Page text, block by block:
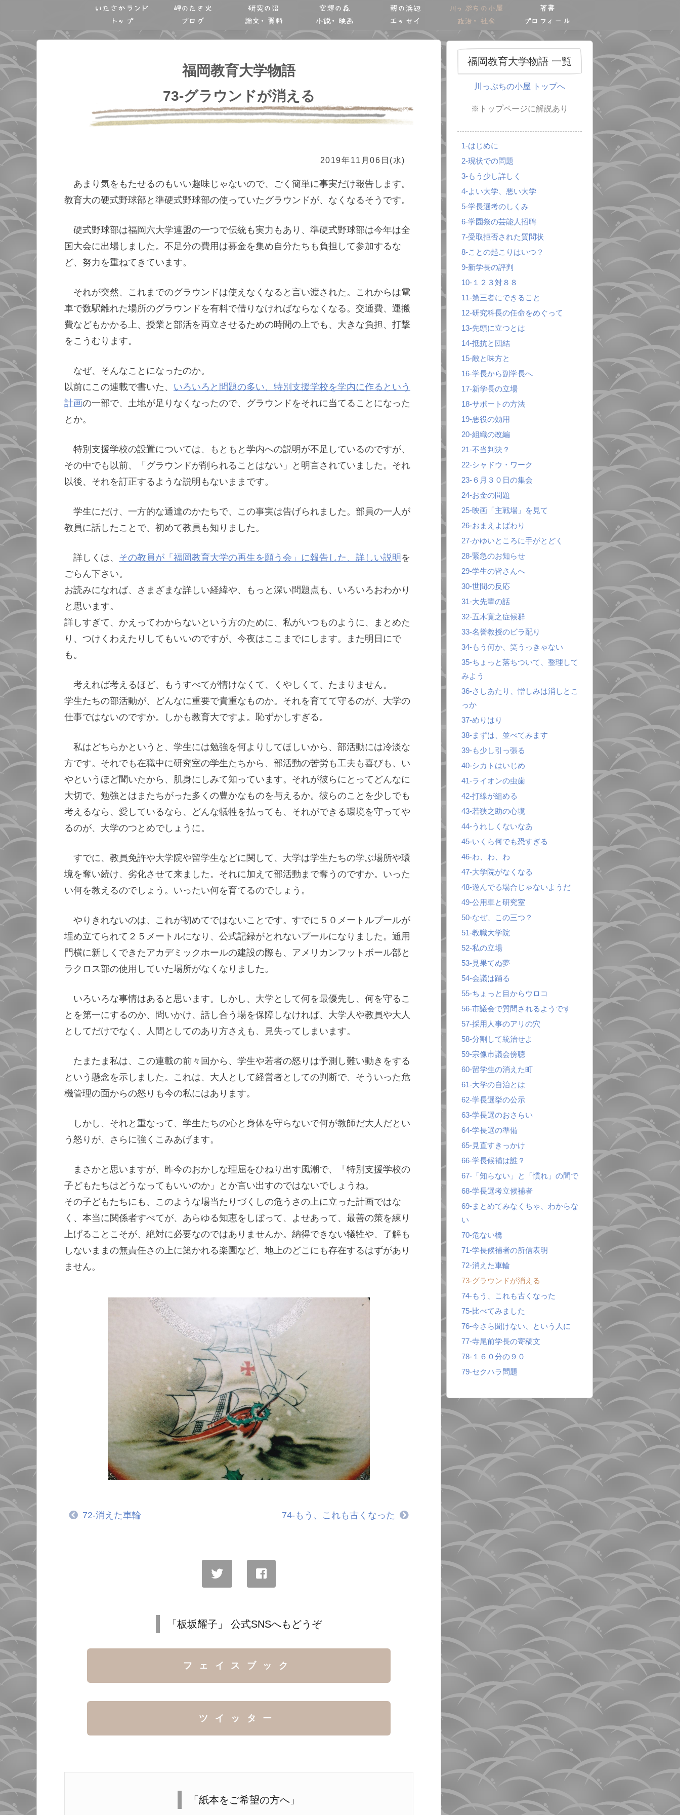
いたさかランド
トップ
岬のたき火
ブログ
研究の沼
論文・資料
空想の森
小説・映画
朝の浜辺
エッセイ
川っぷちの小屋
政治・社会
著書
プロフィール
福岡教育大学物語
73-グラウンドが消える
2019年11月06日(水)
あまり気をもたせるのもいい趣味じゃないので、ごく簡単に事実だけ報告します。
教育大の硬式野球部と準硬式野球部の使っていたグラウンドが、なくなるそうです。
硬式野球部は福岡六大学連盟の一つで伝統も実力もあり、準硬式野球部は今年は全
国大会に出場しました。不足分の費用は募金を集め自分たちも負担して参加するな
ど、努力を重ねてきています。
それが突然、これまでのグラウンドは使えなくなると言い渡された。これからは電
車で数駅離れた場所のグラウンドを有料で借りなければならなくなる。交通費、運搬
費などもかかる上、授業と部活を両立させるための時間の上でも、大きな負担、打撃
をこうむります。
なぜ、そんなことになったのか。
以前にこの連載で書いた、 いろいろと問題の多い、特別支援学校を学内に作るという
計画の一部で、土地が足りなくなったので、グラウンドをそれに当てることになった
とか。
特別支援学校の設置については、もともと学内への説明が不足しているのですが、
その中でも以前、「グラウンドが削られることはない」と明言されていました。それ
以後、それを訂正するような説明もないままです。
学生にだけ、一方的な通達のかたちで、この事実は告げられました。部員の一人が
教員に話したことで、初めて教員も知りました。
詳しくは、 その教員が「福岡教育大学の再生を願う会」に報告した、詳しい説明 を
ごらん下さい。
お読みになれば、さまざまな詳しい経緯や、もっと深い問題点も、いろいろおわかり
と思います。
詳しすぎて、かえってわからないという方のために、私がいつものように、まとめた
り、つけくわえたりしてもいいのですが、今夜はここまでにします。また明日にで
も。
考えれば考えるほど、もうすべてが情けなくて、くやしくて、たまりません。
学生たちの部活動が、どんなに重要で貴重なものか。それを育てて守るのが、大学の
仕事ではないのですか。しかも教育大ですよ。恥ずかしすぎる。
私はどちらかというと、学生には勉強を何よりしてほしいから、部活動には冷淡な
方です。それでも在職中に研究室の学生たちから、部活動の苦労も工夫も喜びも、い
やというほど聞いたから、肌身にしみて知っています。それが彼らにとってどんなに
大切で、勉強とはまたちがった多くの豊かなものを与えるか。彼らのことを少しでも
考えるなら、愛しているなら、どんな犠牲を払っても、それができる環境を守ってや
るのが、大学のつとめでしょうに。
すでに、教員免許や大学院や留学生などに関して、大学は学生たちの学ぶ場所や環
境を奪い続け、劣化させて来ました。それに加えて部活動まで奪うのですか。いった
い何を教えるのでしょう。いったい何を育てるのでしょう。
やりきれないのは、これが初めてではないことです。すでに５０メートルプールが
埋め立てられて２５メートルになり、公式記録がとれないプールになりました。通用
門横に新しくできたアカデミックホールの建設の際も、アメリカンフットボール部と
ラクロス部の使用していた場所がなくなりました。
いろいろな事情はあると思います。しかし、大学として何を最優先し、何を守るこ
とを第一にするのか、問いかけ、話し合う場を保障しなければ、大学人や教員や大人
としてだけでなく、人間としてのあり方さえも、見失ってしまいます。
たまたま私は、この連載の前々回から、学生や若者の怒りは予測し難い動きをする
という懸念を示しました。これは、大人として経営者としての判断で、そういった危
機管理の面からの怒りも今の私にはあります。
しかし、それと重なって、学生たちの心と身体を守らないで何が教師だ大人だとい
う怒りが、さらに強くこみあげます。
まさかと思いますが、昨今のおかしな理屈をひねり出す風潮で、「特別支援学校の
子どもたちはどうなってもいいのか」とか言い出すのではないでしょうね。
その子どもたちにも、このような場当たりづくしの危うさの上に立った計画ではな
く、本当に関係者すべてが、あらゆる知恵をしぼって、よせあって、最善の策を練り
上げることこそが、絶対に必要なのではありませんか。納得できない犠牲や、了解も
しないままの無責任さの上に築かれる楽園など、地上のどこにも存在するはずがあり
ません。
72-消えた車輪 74-もう、これも古くなった
「板坂耀子」 公式SNSへもどうぞ
フェイスブック
ツイッター
「紙本をご希望の方へ」
福岡教育大学物語 一覧
川っぷちの小屋 トップへ
※トップページに解説あり
1-はじめに
2-現状での問題
3-もう少し詳しく
4-よい大学、悪い大学
5-学長選考のしくみ
6-学園祭の芸能人招聘
7-受取拒否された質問状
8-ことの起こりはいつ？
9-新学長の評判
10-１２３対８８
11-第三者にできること
12-研究科長の任命をめぐって
13-先頭に立つとは
14-抵抗と団結
15-敵と味方と
16-学長から副学長へ
17-新学長の立場
18-サポートの方法
19-悪役の効用
20-組織の改編
21-不当判決？
22-シャドウ・ワーク
23-６月３０日の集会
24-お金の問題
25-映画「主戦場」を見て
26-おまえよばわり
27-かゆいところに手がとどく
28-緊急のお知らせ
29-学生の皆さんへ
30-世間の反応
31-大先輩の話
32-五木寛之症候群
33-名誉教授のビラ配り
34-もう何か、笑うっきゃない
35-ちょっと落ちついて、整理して
みよう
36-さしあたり、憎しみは消しとこ
っか
37-めりはり
38-まずは、並べてみます
39-も少し引っ張る
40-シカトはいじめ
41-ライオンの虫歯
42-打線が組める
43-若狭之助の心境
44-うれしくないなあ
45-いくら何でも恐すぎる
46-わ、わ、わ
47-大学院がなくなる
48-遊んでる場合じゃないようだ
49-公用車と研究室
50-なぜ、この三つ？
51-教職大学院
52-私の立場
53-見果てぬ夢
54-会議は踊る
55-ちょっと目からウロコ
56-市議会で質問されるようです
57-採用人事のアリの穴
58-分割して統治せよ
59-宗像市議会傍聴
60-留学生の消えた町
61-大学の自治とは
62-学長選挙の公示
63-学長選のおさらい
64-学長選の準備
65-見直すきっかけ
66-学長候補は誰？
67-「知らない」と「慣れ」の間で
68-学長選考立候補者
69-まとめてみなくちゃ、わからな
い
70-危ない橋
71-学長候補者の所信表明
72-消えた車輪
73-グラウンドが消える
74-もう、これも古くなった
75-比べてみました
76-今さら聞けない、という人に
77-寺尾前学長の寄稿文
78-１６０分の９０
79-セクハラ問題